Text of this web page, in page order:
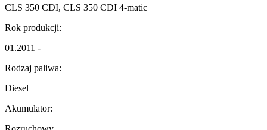
CLS 350 CDI, CLS 350 CDI 4-matic
Rok produkcji:
01.2011 -
Rodzaj paliwa:
Diesel
Akumulator: